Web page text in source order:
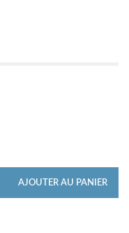
AJOUTER AU PANIER